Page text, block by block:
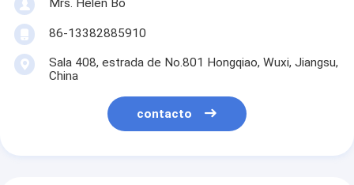
Mrs. Helen Bo
86-13382885910
Sala 408, estrada de No.801 Hongqiao, Wuxi, Jiangsu,
China
contacto